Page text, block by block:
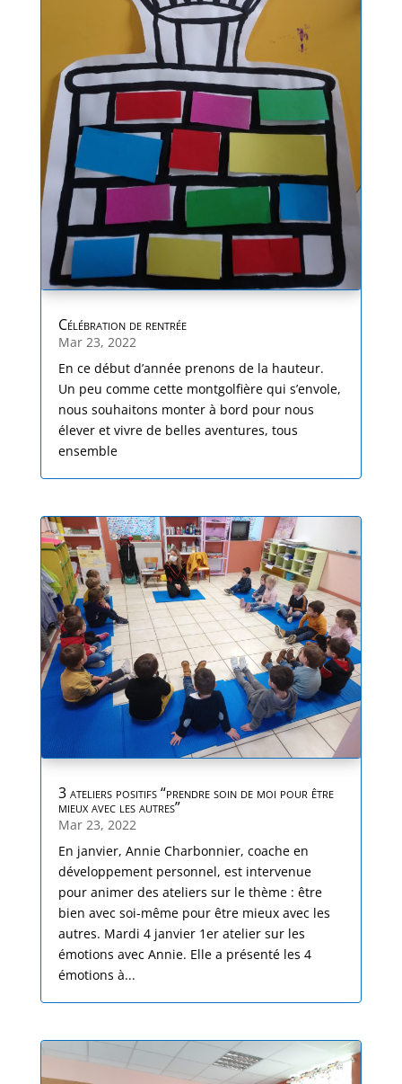
Célébration de rentrée
Mar 23, 2022
En ce début d’année prenons de la hauteur.
Un peu comme cette montgolfière qui s’envole,
nous souhaitons monter à bord pour nous
élever et vivre de belles aventures, tous
ensemble
3 ateliers positifs “prendre soin de moi pour être
mieux avec les autres”
Mar 23, 2022
En janvier, Annie Charbonnier, coache en
développement personnel, est intervenue
pour animer des ateliers sur le thème : être
bien avec soi-même pour être mieux avec les
autres. Mardi 4 janvier 1er atelier sur les
émotions avec Annie. Elle a présenté les 4
émotions à...